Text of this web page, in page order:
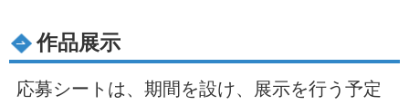
作品展示
応募シートは、期間を設け、展示を行う予定